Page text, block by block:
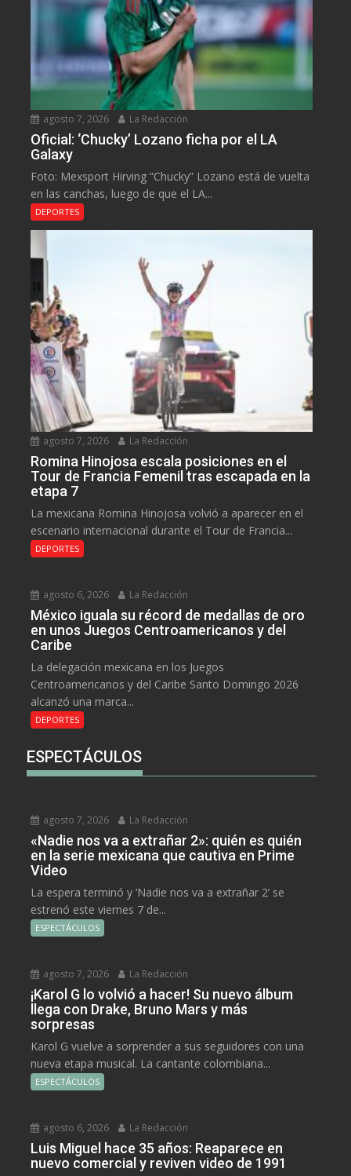
agosto 7, 2026 La Redacción
Oficial: ‘Chucky’ Lozano ficha por el LA
Galaxy
Foto: Mexsport Hirving “Chucky” Lozano está de vuelta
en las canchas, luego de que el LA...
DEPORTES
agosto 7, 2026 La Redacción
Romina Hinojosa escala posiciones en el
Tour de Francia Femenil tras escapada en la
etapa 7
La mexicana Romina Hinojosa volvió a aparecer en el
escenario internacional durante el Tour de Francia...
DEPORTES
agosto 6, 2026 La Redacción
México iguala su récord de medallas de oro
en unos Juegos Centroamericanos y del
Caribe
La delegación mexicana en los Juegos
Centroamericanos y del Caribe Santo Domingo 2026
alcanzó una marca...
DEPORTES
ESPECTÁCULOS
agosto 7, 2026 La Redacción
«Nadie nos va a extrañar 2»: quién es quién
en la serie mexicana que cautiva en Prime
Video
La espera terminó y ‘Nadie nos va a extrañar 2’ se
estrenó este viernes 7 de...
ESPECTÁCULOS
agosto 7, 2026 La Redacción
¡Karol G lo volvió a hacer! Su nuevo álbum
llega con Drake, Bruno Mars y más
sorpresas
Karol G vuelve a sorprender a sus seguidores con una
nueva etapa musical. La cantante colombiana...
ESPECTÁCULOS
agosto 6, 2026 La Redacción
Luis Miguel hace 35 años: Reaparece en
nuevo comercial y reviven video de 1991